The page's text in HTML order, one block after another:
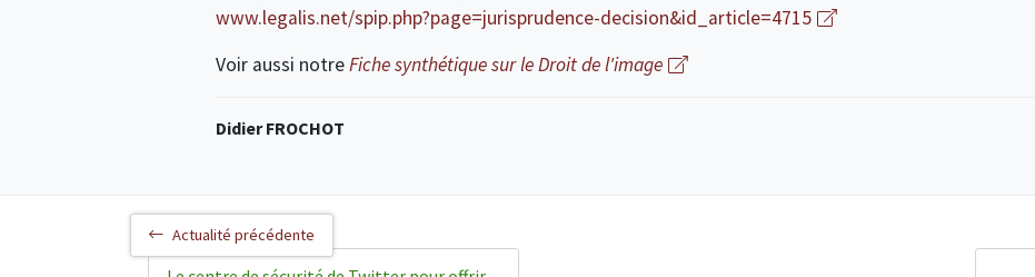
www.legalis.net/spip.php?page=jurisprudence-decision&id_article=4715
Voir aussi notreFiche synthétique sur le Droit de l'image
Didier FROCHOT
Actualité précédente